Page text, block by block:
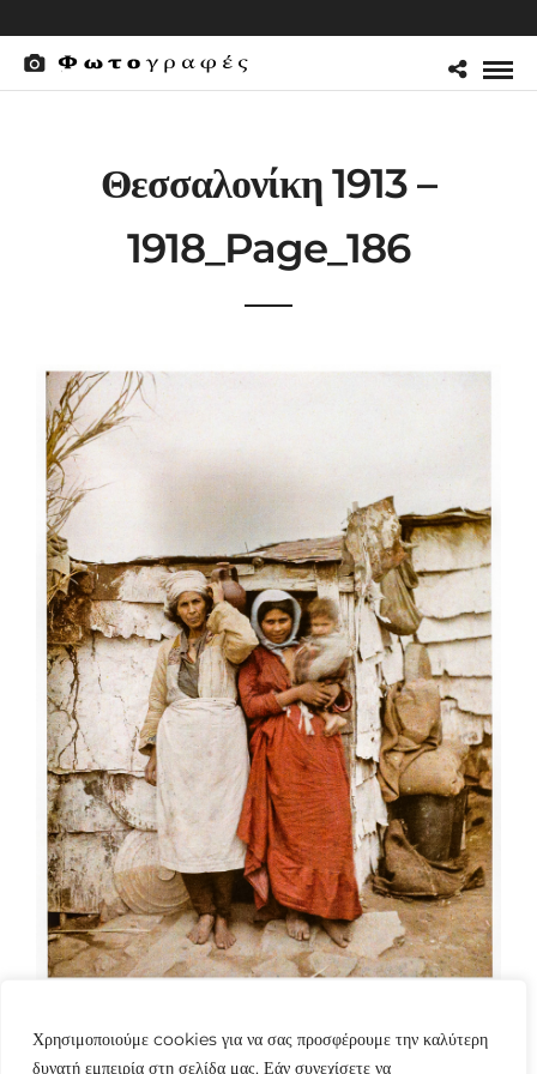
Χρησιμοποιούμε cookies για να σας προσφέρουμε την καλύτερη
δυνατή εμπειρία στη σελίδα μας. Εάν συνεχίσετε να
Θεσσαλονίκη 1913 –
1918_Page_186